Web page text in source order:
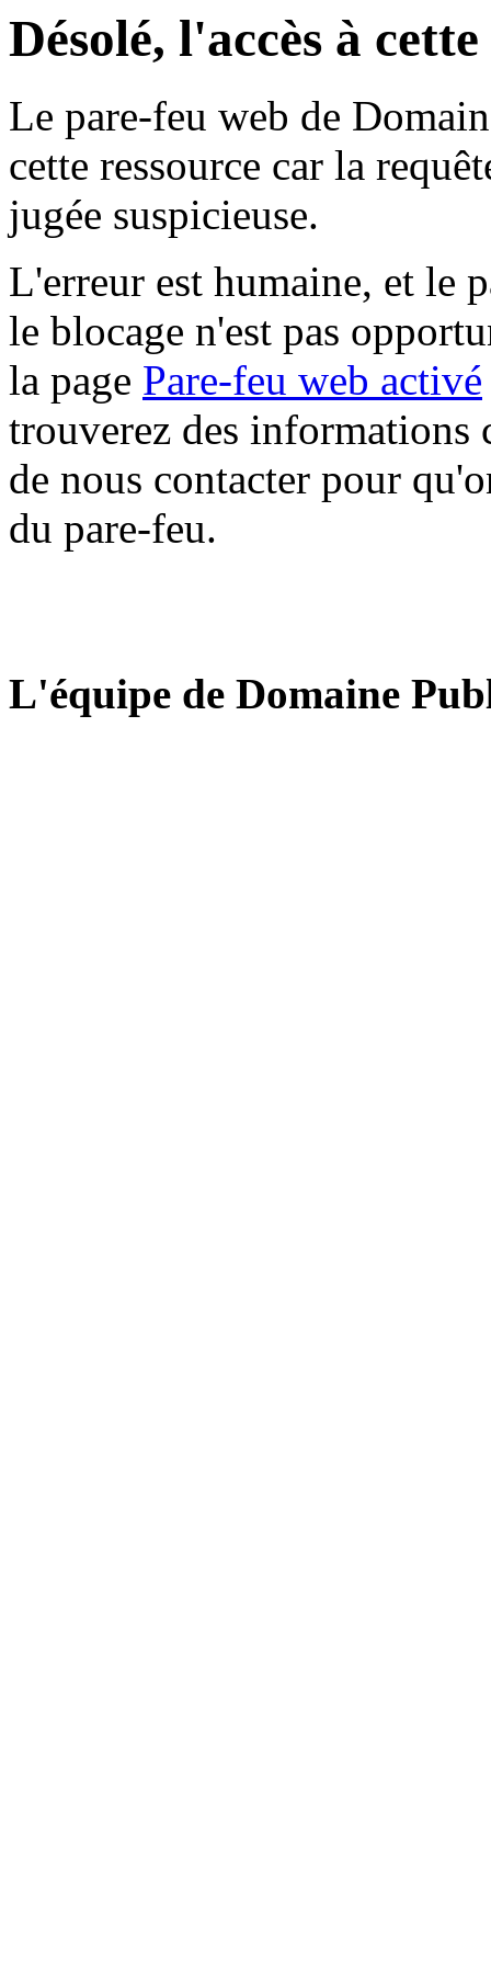
Désolé, l'accès à
Le pare-feu web de
cette ressource car la
jugée suspicieuse.
L'erreur est humaine, et le
le blocage n'est pas
la page Pare-feu web activé
trouverez des informations
de nous contacter pour
du pare-feu.
L'équipe de Domaine